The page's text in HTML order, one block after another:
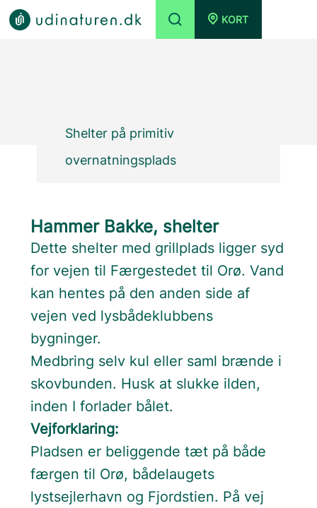
KORT
Shelter på primitiv
overnatningsplads
Hammer Bakke, shelter
Dette shelter med grillplads ligger syd
for vejen til Færgestedet til Orø. Vand
kan hentes på den anden side af
vejen ved lysbådeklubbens
bygninger.
Medbring selv kul eller saml brænde i
skovbunden. Husk at slukke ilden,
inden I forlader bålet.
Vejforklaring:
Pladsen er beliggende tæt på både
færgen til Orø, bådelaugets
lystsejlerhavn og Fjordstien. På vej